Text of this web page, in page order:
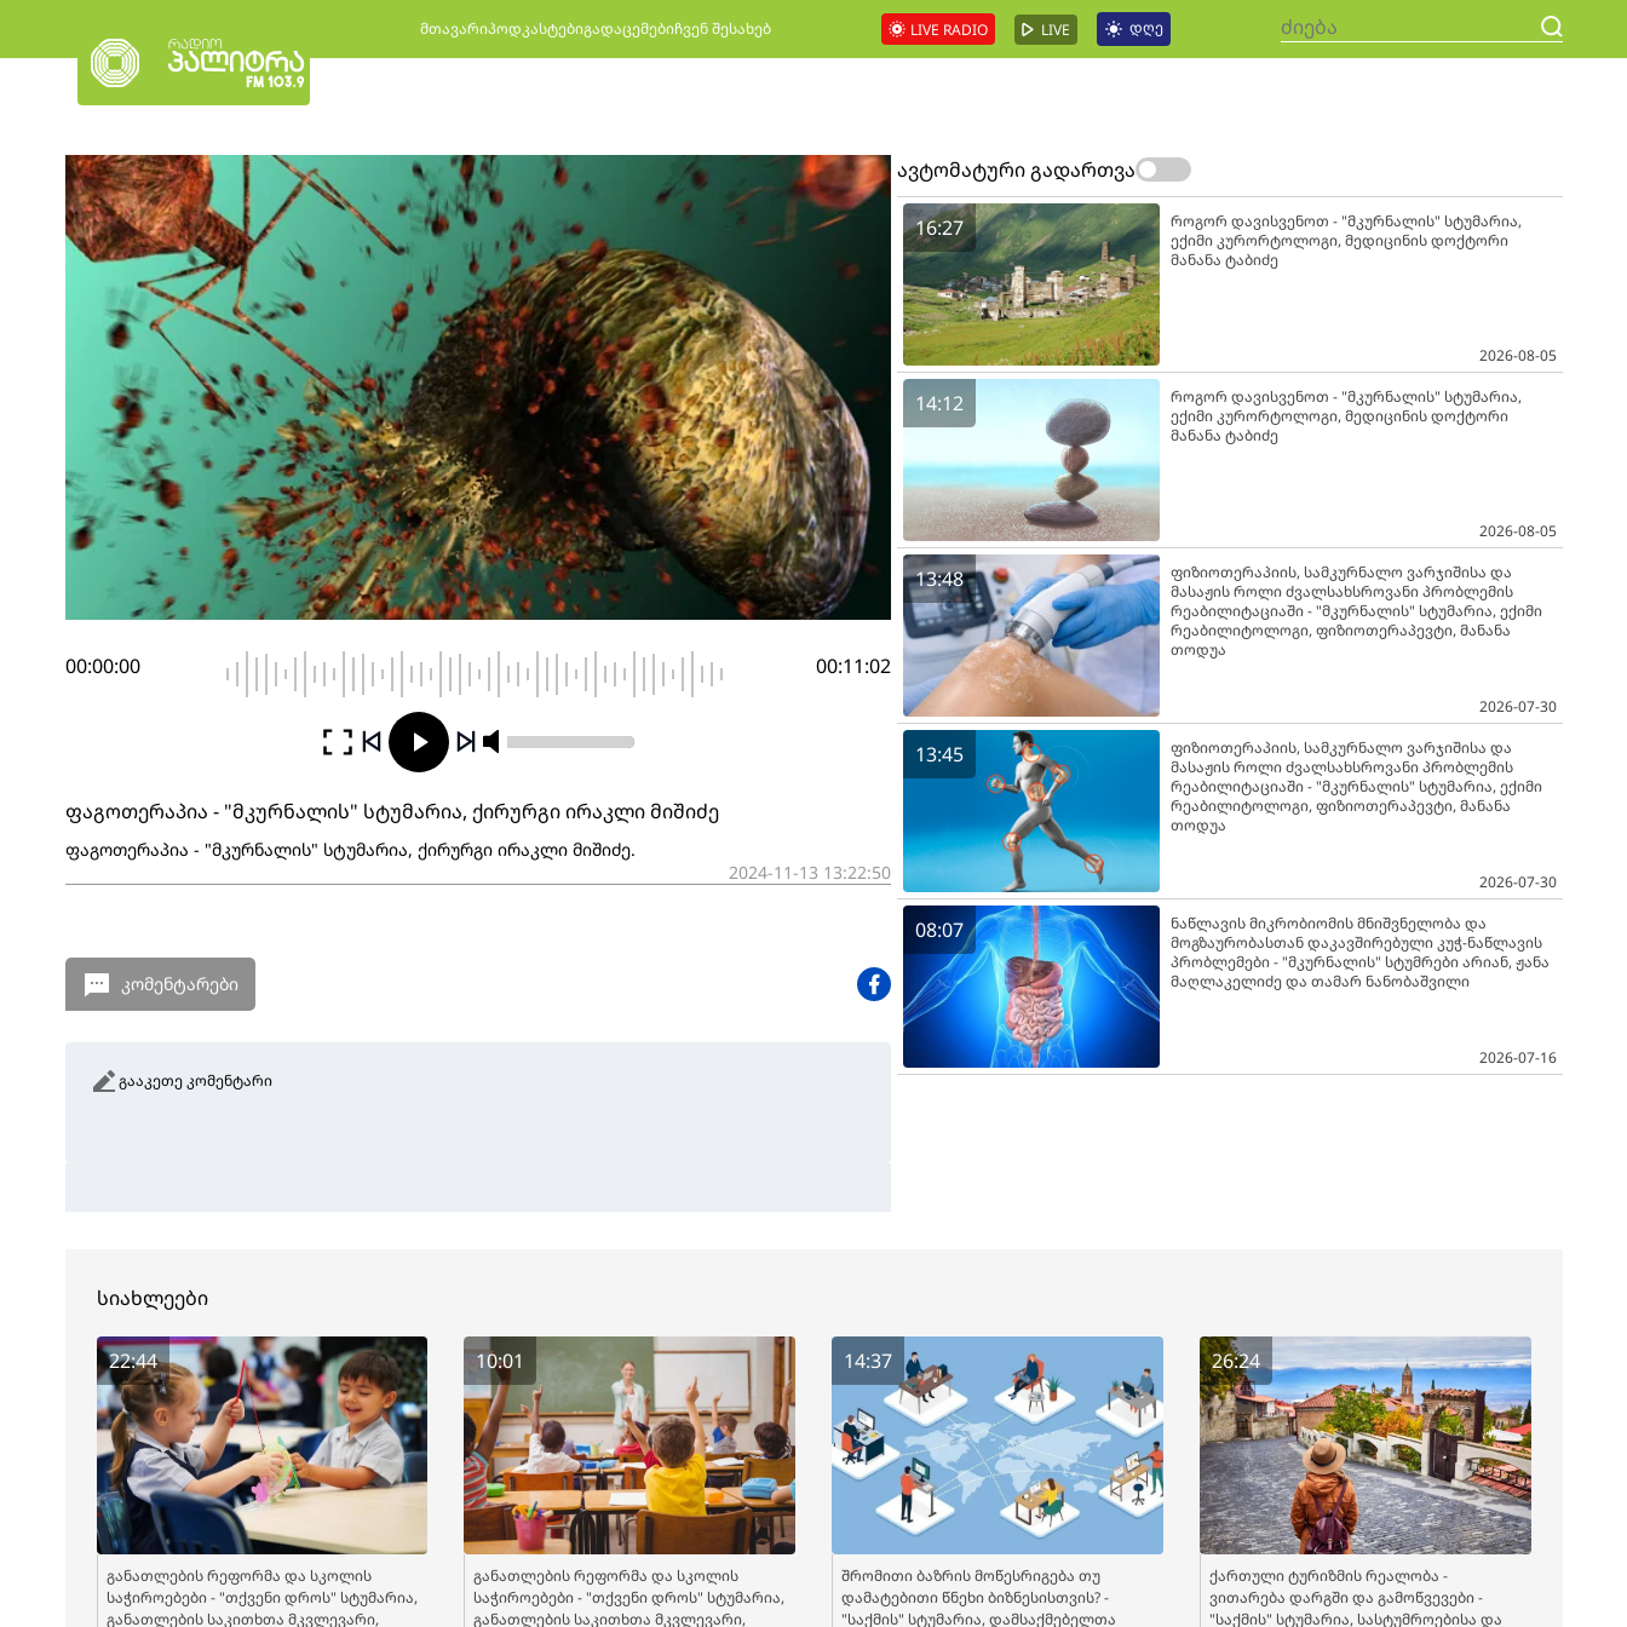
მთავარიპოდკასტებიგადაცემებიჩვენ შესახებ LIVE RADIO LIVE დღე
00:00:00 00:11:02
ფაგოთერაპია - "მკურნალის" სტუმარია, ქირურგი ირაკლი მიშიძე
ფაგოთერაპია - "მკურნალის" სტუმარია, ქირურგი ირაკლი მიშიძე.
2024-11-13 13:22:50
კომენტარები
გააკეთე კომენტარი
ავტომატური გადართვა
16:27
როგორ დავისვენოთ - "მკურნალის" სტუმარია,
ექიმი კურორტოლოგი, მედიცინის დოქტორი
მანანა ტაბიძე
2026-08-05
14:12
როგორ დავისვენოთ - "მკურნალის" სტუმარია,
ექიმი კურორტოლოგი, მედიცინის დოქტორი
მანანა ტაბიძე
2026-08-05
13:48
ფიზიოთერაპიის, სამკურნალო ვარჯიშისა და
მასაჟის როლი ძვალსახსროვანი პრობლემის
რეაბილიტაციაში - "მკურნალის" სტუმარია, ექიმი
რეაბილიტოლოგი, ფიზიოთერაპევტი, მანანა
თოდუა
2026-07-30
13:45
ფიზიოთერაპიის, სამკურნალო ვარჯიშისა და
მასაჟის როლი ძვალსახსროვანი პრობლემის
რეაბილიტაციაში - "მკურნალის" სტუმარია, ექიმი
რეაბილიტოლოგი, ფიზიოთერაპევტი, მანანა
თოდუა
2026-07-30
08:07
ნაწლავის მიკრობიომის მნიშვნელობა და
მოგზაურობასთან დაკავშირებული კუჭ-ნაწლავის
პრობლემები - "მკურნალის" სტუმრები არიან, ჟანა
მაღლაკელიძე და თამარ ნანობაშვილი
2026-07-16
სიახლეები
22:44
განათლების რეფორმა და სკოლის
საჭიროებები - "თქვენი დროს" სტუმარია,
განათლების საკითხთა მკვლევარი,
10:01
განათლების რეფორმა და სკოლის
საჭიროებები - "თქვენი დროს" სტუმარია,
განათლების საკითხთა მკვლევარი,
14:37
შრომითი ბაზრის მოწესრიგება თუ
დამატებითი წნეხი ბიზნესისთვის? -
"საქმის" სტუმარია, დამსაქმებელთა
26:24
ქართული ტურიზმის რეალობა -
ვითარება დარგში და გამოწვევები -
"საქმის" სტუმარია, სასტუმროებისა და